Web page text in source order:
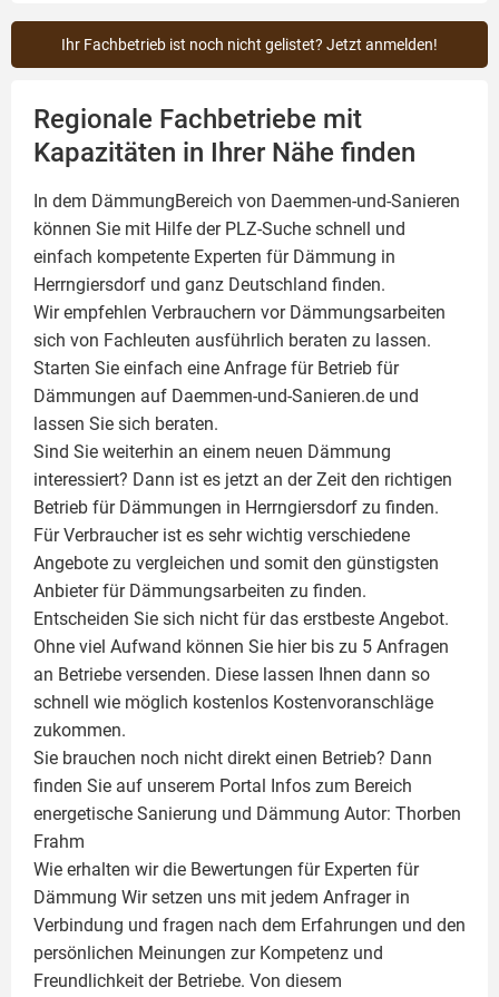
Ihr Fachbetrieb ist noch nicht gelistet? Jetzt anmelden!
Regionale Fachbetriebe mit
Kapazitäten in Ihrer Nähe finden
In dem DämmungBereich von Daemmen-und-Sanieren
können Sie mit Hilfe der PLZ-Suche schnell und
einfach kompetente Experten für Dämmung in
Herrngiersdorf und ganz Deutschland finden.
Wir empfehlen Verbrauchern vor Dämmungsarbeiten
sich von Fachleuten ausführlich beraten zu lassen.
Starten Sie einfach eine Anfrage für Betrieb für
Dämmungen auf Daemmen-und-Sanieren.de und
lassen Sie sich beraten.
Sind Sie weiterhin an einem neuen Dämmung
interessiert? Dann ist es jetzt an der Zeit den richtigen
Betrieb für Dämmungen in Herrngiersdorf zu finden.
Für Verbraucher ist es sehr wichtig verschiedene
Angebote zu vergleichen und somit den günstigsten
Anbieter für Dämmungsarbeiten zu finden.
Entscheiden Sie sich nicht für das erstbeste Angebot.
Ohne viel Aufwand können Sie hier bis zu 5 Anfragen
an Betriebe versenden. Diese lassen Ihnen dann so
schnell wie möglich kostenlos Kostenvoranschläge
zukommen.
Sie brauchen noch nicht direkt einen Betrieb? Dann
finden Sie auf unserem Portal Infos zum Bereich
energetische Sanierung und Dämmung Autor: Thorben
Frahm
Wie erhalten wir die Bewertungen für Experten für
Dämmung Wir setzen uns mit jedem Anfrager in
Verbindung und fragen nach dem Erfahrungen und den
persönlichen Meinungen zur Kompetenz und
Freundlichkeit der Betriebe. Von diesem